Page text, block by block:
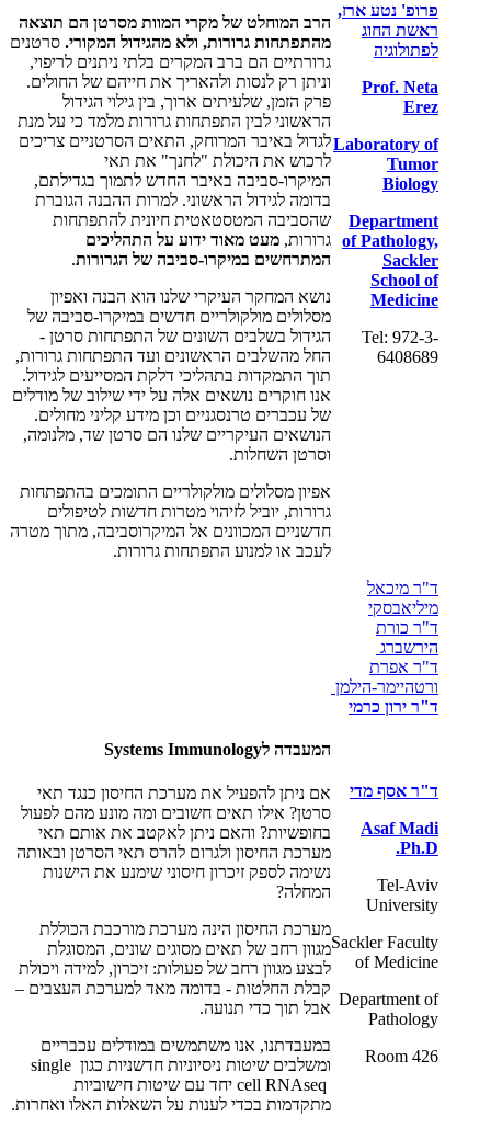
פרופ' נטע ארז,
ראשת החוג
לפתולוגיה
Prof. Neta
Erez
Laboratory of
Tumor
Biology
Department
of Pathology,
Sackler
School of
Medicine
Tel: 972-3-
6408689
הרב המוחלט של מקרי המוות מסרטן הם תוצאה
מהתפתחות גרורות, ולא מהגידול המקורי. סרטנים
גרורתיים הם ברב המקרים בלתי ניתנים לריפוי,
וניתן רק לנסות ולהאריך את חייהם של החולים.
פרק הזמן, שלעיתים ארוך, בין גילוי הגידול
הראשוני לבין התפתחות גרורות מלמד כי על מנת
לגדול באיבר המרוחק, התאים הסרטניים צריכים
לרכוש את היכולת "לחנך" את תאי
המיקרו-סביבה באיבר החדש לתמוך בגדילתם,
בדומה לגידול הראשוני. למרות ההבנה הגוברת
שהסביבה המטסטאטית חיונית להתפתחות
גרורות, מעט מאוד ידוע על התהליכים
המתרחשים במיקרו-סביבה של הגרורות.
נושא המחקר העיקרי שלנו הוא הבנה ואפיון
מסלולים מולקולריים חדשים במיקרו-סביבה של
הגידול בשלבים השונים של התפתחות סרטן -
החל מהשלבים הראשונים ועד התפתחות גרורות,
תוך התמקדות בתהליכי דלקת המסייעים לגידול.
אנו חוקרים נושאים אלה על ידי שילוב של מודלים
של עכברים טרנסגניים וכן מידע קליני מחולים.
הנושאים העיקריים שלנו הם סרטן שד, מלנומה,
וסרטן השחלות.
אפיון מסלולים מולקולריים התומכים בהתפתחות
גרורות, יוביל לזיהוי מטרות חדשות לטיפולים
חדשניים המכוונים אל המיקרוסביבה, מתוך מטרה
לעכב או למנוע התפתחות גרורות.
ד"ר מיכאל
מיליאבסקי
ד"ר כורת
הירשברג
ד"ר אפרת
ורטהיימר-הילמן
ד"ר ירון כרמי
ד"ר אסף מדי
Asaf Madi
Ph.D.
Tel-Aviv
University
Sackler Faculty
of Medicine
Department of
Pathology
Room 426
המעבדה לSystems Immunology
אם ניתן להפעיל את מערכת החיסון כנגד תאי
סרטן? אילו תאים חשובים ומה מונע מהם לפעול
בחופשיות? והאם ניתן לאקטב את אותם תאי
מערכת החיסון ולגרום להרס תאי הסרטן ובאותה
נשימה לספק זיכרון חיסוני שימנע את הישנות
המחלה?
מערכת החיסון הינה מערכת מורכבת הכוללת
מגוון רחב של תאים מסוגים שונים, המסוגלת
לבצע מגוון רחב של פעולות: זיכרון, למידה ויכולת
קבלת החלטות - בדומה מאד למערכת העצבים –
אבל תוך כדי תנועה.
במעבדתנו, אנו משתמשים במודלים עכבריים
ומשלבים שיטות ניסיוניות חדשניות כגון single
cell RNAseq יחד עם שיטות חישוביות
מתקדמות בכדי לענות על השאלות האלו ואחרות.